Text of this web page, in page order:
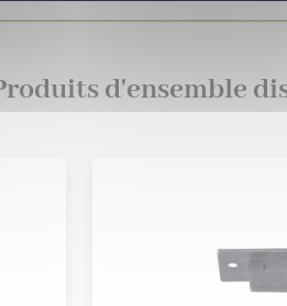
d'ensemble